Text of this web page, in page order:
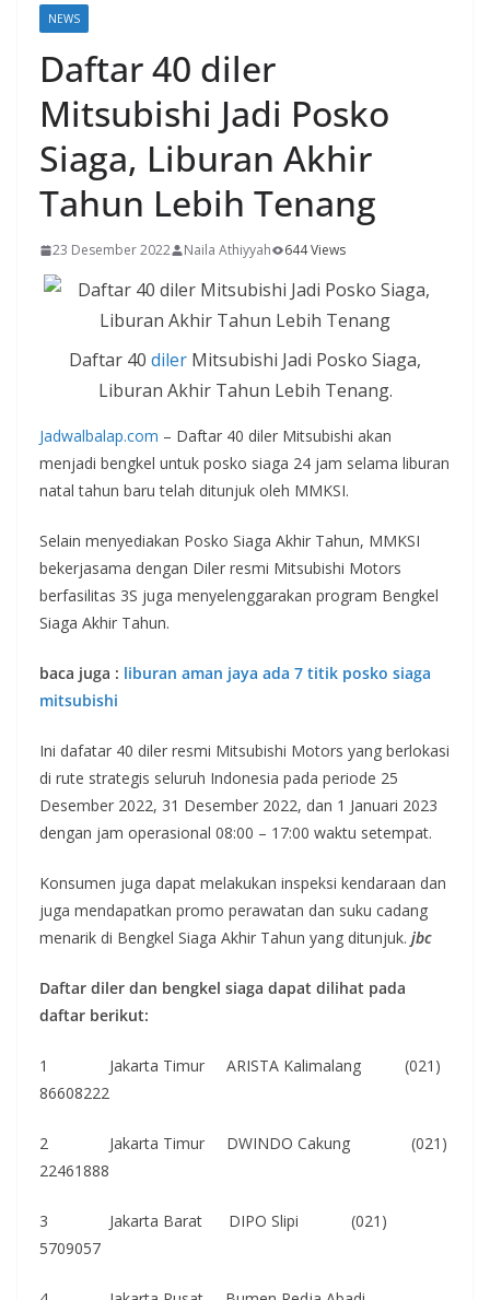
NEWS
Daftar 40 diler
Mitsubishi Jadi Posko
Siaga, Liburan Akhir
Tahun Lebih Tenang
23 Desember 2022 Naila Athiyyah 644 Views
Daftar 40 diler Mitsubishi Jadi Posko Siaga,
Liburan Akhir Tahun Lebih Tenang.
Jadwalbalap.com – Daftar 40 diler Mitsubishi akan
menjadi bengkel untuk posko siaga 24 jam selama liburan
natal tahun baru telah ditunjuk oleh MMKSI.
Selain menyediakan Posko Siaga Akhir Tahun, MMKSI
bekerjasama dengan Diler resmi Mitsubishi Motors
berfasilitas 3S juga menyelenggarakan program Bengkel
Siaga Akhir Tahun.
baca juga : liburan aman jaya ada 7 titik posko siaga
mitsubishi
Ini dafatar 40 diler resmi Mitsubishi Motors yang berlokasi
di rute strategis seluruh Indonesia pada periode 25
Desember 2022, 31 Desember 2022, dan 1 Januari 2023
dengan jam operasional 08:00 – 17:00 waktu setempat.
Konsumen juga dapat melakukan inspeksi kendaraan dan
juga mendapatkan promo perawatan dan suku cadang
menarik di Bengkel Siaga Akhir Tahun yang ditunjuk. jbc
Daftar diler dan bengkel siaga dapat dilihat pada
daftar berikut:
1 Jakarta Timur ARISTA Kalimalang (021)
86608222
2 Jakarta Timur DWINDO Cakung (021)
22461888
3 Jakarta Barat DIPO Slipi (021)
5709057